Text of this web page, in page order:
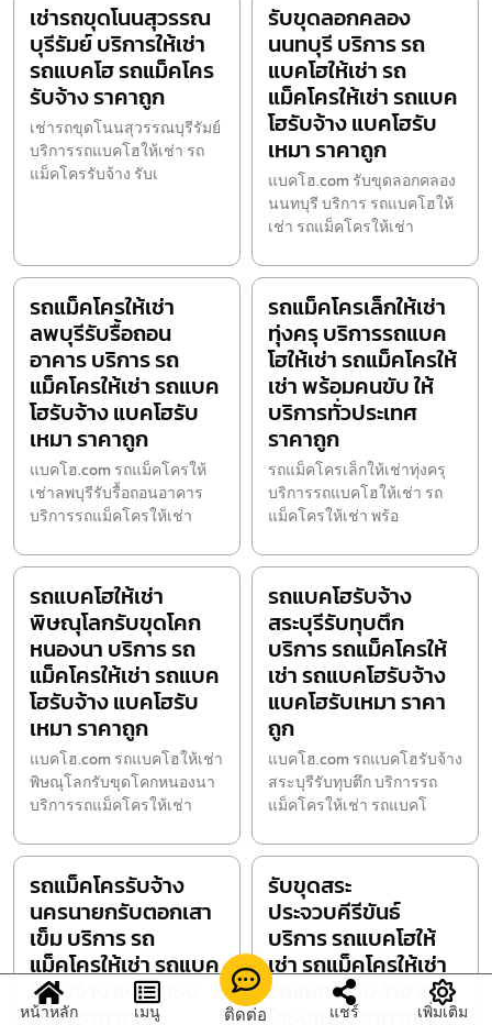
เช่ารถขุดโนนสุวรรณ
บุรีรัมย์ บริการให้เช่า
รถแบคโฮ รถแม็คโคร
รับจ้าง ราคาถูก
เช่ารถขุดโนนสุวรรณบุรีรัมย์
บริการรถแบคโฮให้เช่า รถ
แม็คโครรับจ้าง รับเ
รับขุดลอกคลอง
นนทบุรี บริการ รถ
แบคโฮให้เช่า รถ
แม็คโครให้เช่า รถแบค
โฮรับจ้าง แบคโฮรับ
เหมา ราคาถูก
แบคโฮ.com รับขุดลอกคลอง
นนทบุรี บริการ รถแบคโฮให้
เช่า รถแม็คโครให้เช่า
รถแม็คโครให้เช่า
ลพบุรีรับรื้อถอน
อาคาร บริการ รถ
แม็คโครให้เช่า รถแบค
โฮรับจ้าง แบคโฮรับ
เหมา ราคาถูก
แบคโฮ.com รถแม็คโครให้
เช่าลพบุรีรับรื้อถอนอาคาร
บริการรถแม็คโครให้เช่า
รถแม็คโครเล็กให้เช่า
ทุ่งครุ บริการรถแบค
โฮให้เช่า รถแม็คโครให้
เช่า พร้อมคนขับ ให้
บริการทั่วประเทศ
ราคาถูก
รถแม็คโครเล็กให้เช่าทุ่งครุ
บริการรถแบคโฮให้เช่า รถ
แม็คโครให้เช่า พร้อ
รถแบคโฮให้เช่า
พิษณุโลกรับขุดโคก
หนองนา บริการ รถ
แม็คโครให้เช่า รถแบค
โฮรับจ้าง แบคโฮรับ
เหมา ราคาถูก
แบคโฮ.com รถแบคโฮให้เช่า
พิษณุโลกรับขุดโคกหนองนา
บริการรถแม็คโครให้เช่า
รถแบคโฮรับจ้าง
สระบุรีรับทุบตึก
บริการ รถแม็คโครให้
เช่า รถแบคโฮรับจ้าง
แบคโฮรับเหมา ราคา
ถูก
แบคโฮ.com รถแบคโฮรับจ้าง
สระบุรีรับทุบตึก บริการรถ
แม็คโครให้เช่า รถแบคโ
รถแม็คโครรับจ้าง
นครนายกรับตอกเสา
เข็ม บริการ รถ
แม็คโครให้เช่า รถแบค
โฮรับจ้าง แบคโฮรับ
เหมา ราคาถูก
รับขุดสระ
ประจวบคีรีขันธ์
บริการ รถแบคโฮให้
เช่า รถแม็คโครให้เช่า
รถแบคโฮรับจ้าง แบค
โฮรับเหมา ราคาถูก
หน้าหลัก เมนู ติดต่อ แชร์ เพิ่มเติม